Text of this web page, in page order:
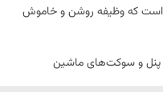
است که وظیفه روشن و خاموش
پنل و سوکت‌های ماشین